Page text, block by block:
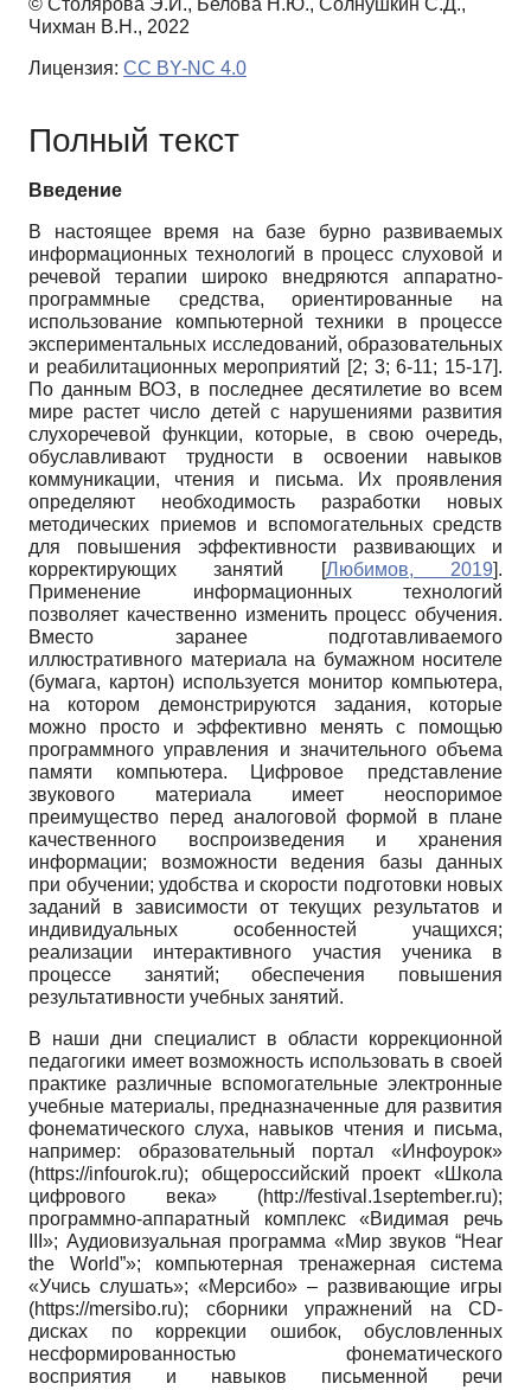
© Столярова Э.И., Белова Н.Ю., Солнушкин С.Д.,
Чихман В.Н., 2022
Лицензия: CC BY-NC 4.0
Полный текст
Введение
В настоящее время на базе бурно развиваемых
информационных технологий в процесс слуховой и
речевой терапии широко внедряются аппаратно-
программные средства, ориентированные на
использование компьютерной техники в процессе
экспериментальных исследований, образовательных
и реабилитационных мероприятий [2; 3; 6-11; 15-17].
По данным ВОЗ, в последнее десятилетие во всем
мире растет число детей с нарушениями развития
слухоречевой функции, которые, в свою очередь,
обуславливают трудности в освоении навыков
коммуникации, чтения и письма. Их проявления
определяют необходимость разработки новых
методических приемов и вспомогательных средств
для повышения эффективности развивающих и
корректирующих занятий
[Любимов, 2019].
Применение информационных технологий
позволяет качественно изменить процесс обучения.
Вместо заранее подготавливаемого
иллюстративного материала на бумажном носителе
(бумага, картон) используется монитор компьютера,
на котором демонстрируются задания, которые
можно просто и эффективно менять с помощью
программного управления и значительного объема
памяти компьютера. Цифровое представление
звукового материала имеет неоспоримое
преимущество перед аналоговой формой в плане
качественного воспроизведения и хранения
информации; возможности ведения базы данных
при обучении; удобства и скорости подготовки новых
заданий в зависимости от текущих результатов и
индивидуальных особенностей учащихся;
реализации интерактивного участия ученика в
процессе занятий; обеспечения повышения
результативности учебных занятий.
В наши дни специалист в области коррекционной
педагогики имеет возможность использовать в своей
практике различные вспомогательные электронные
учебные материалы, предназначенные для развития
фонематического слуха, навыков чтения и письма,
например: образовательный портал «Инфоурок»
(https://infourok.ru); общероссийский проект «Школа
цифрового века» (http://festival.1september.ru);
программно-аппаратный комплекс «Видимая речь
III»; Аудиовизуальная программа «Мир звуков “Hear
the World”»; компьютерная тренажерная система
«Учись слушать»; «Мерсибо» – развивающие игры
(https://mersibo.ru); сборники упражнений на CD-
дисках по коррекции ошибок, обусловленных
несформированностью фонематического
восприятия и навыков письменной речи